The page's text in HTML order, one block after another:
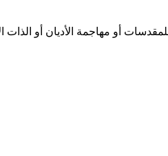
أو مهاجمة الأديان أو الذات